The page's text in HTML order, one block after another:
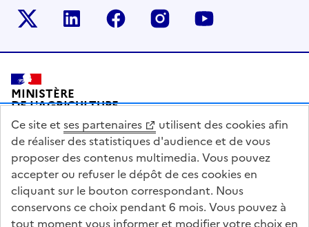
Le ministère sur Twitter
Le ministère sur LinkedIn
Le ministère sur Facebook
Le ministère sur
Pied de page
MINISTÈRE
DE L'AGRICULTURE
DE L'AGRO-ALIMENTAIRE
ET DE LA SOUVERAINETÉ
ALIMENTAIRE
legifrance.gouv.fr info.gouv.fr
Ce site et ses partenaires
utilisent des cookies afin
de réaliser des statistiques d'audience et de vous
proposer des contenus multimedia. Vous pouvez
accepter ou refuser le dépôt de ces cookies en
cliquant sur le bouton correspondant. Nous
conservons ce choix pendant 6 mois. Vous pouvez à
tout moment vous informer et modifier votre choix en